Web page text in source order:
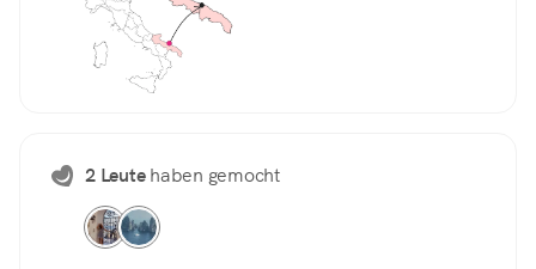
2 Leutehaben gemocht